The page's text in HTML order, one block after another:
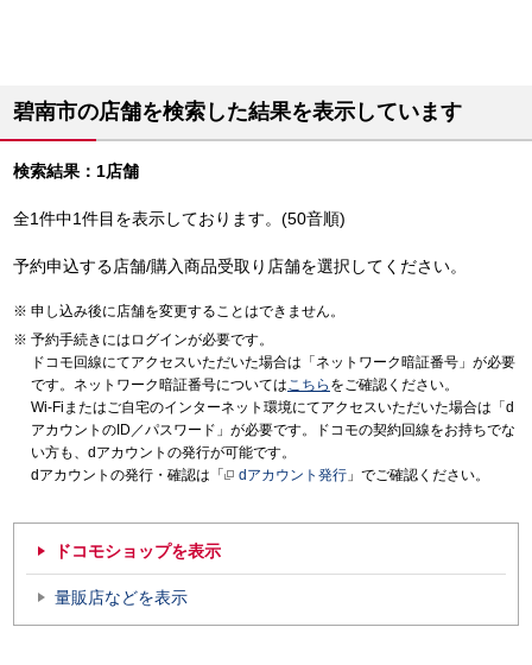
碧南市の店舗を検索した結果を表示しています
検索結果：1店舗
全1件中1件目を表示しております。(50音順)
予約申込する店舗/購入商品受取り店舗を選択してください。
申し込み後に店舗を変更することはできません。
予約手続きにはログインが必要です。
ドコモ回線にてアクセスいただいた場合は「ネットワーク暗証番号」が必要
です。ネットワーク暗証番号についてはこちら をご確認ください。
Wi-Fiまたはご自宅のインターネット環境にてアクセスいただいた場合は「d
アカウントのID／パスワード」が必要です。ドコモの契約回線をお持ちでな
い方も、dアカウントの発行が可能です。
dアカウントの発行・確認は「
dアカウント発行 」でご確認ください。
ドコモショップを表示
量販店などを表示